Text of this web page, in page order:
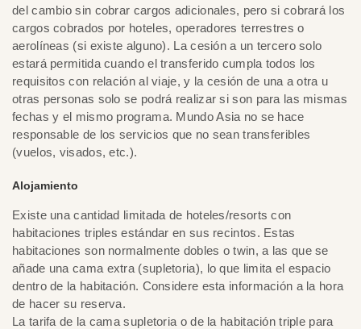
del cambio sin cobrar cargos adicionales, pero si cobrará los
cargos cobrados por hoteles, operadores terrestres o
aerolíneas (si existe alguno). La cesión a un tercero solo
estará permitida cuando el transferido cumpla todos los
requisitos con relación al viaje, y la cesión de una a otra u
otras personas solo se podrá realizar si son para las mismas
fechas y el mismo programa. Mundo Asia no se hace
responsable de los servicios que no sean transferibles
(vuelos, visados, etc.).
Alojamiento
Existe una cantidad limitada de hoteles/resorts con
habitaciones triples estándar en sus recintos. Estas
habitaciones son normalmente dobles o twin, a las que se
añade una cama extra (supletoria), lo que limita el espacio
dentro de la habitación. Considere esta información a la hora
de hacer su reserva.
La tarifa de la cama supletoria o de la habitación triple para